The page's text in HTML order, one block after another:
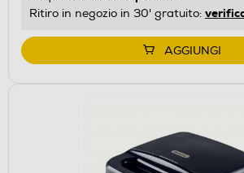
Ritiro in negozio in 30' gratuito:
AGGIUNGI